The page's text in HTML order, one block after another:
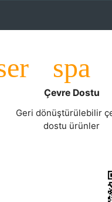
Çevre Dostu
Geri dönüştürülebilir
dostu ürünler